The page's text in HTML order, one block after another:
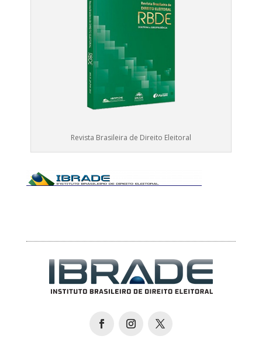
Revista Brasileira de Direito Eleitoral